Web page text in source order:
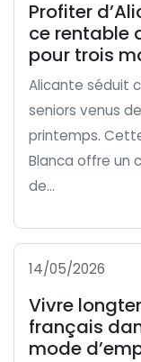
Profiter
ce rentable
pour trois
Alicante séduit
seniors venus
printemps.
Blanca offre un
de...
14/05/2026
Vivre
français
mode